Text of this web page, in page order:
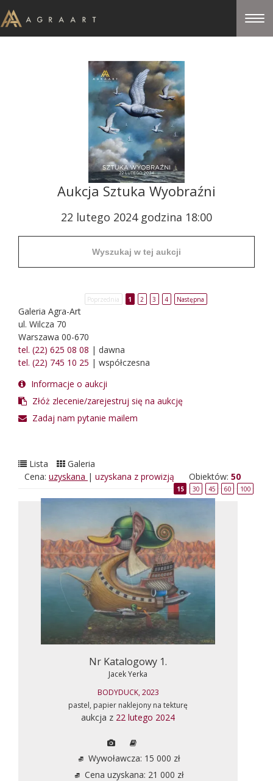
Aukcja Sztuka Wyobraźni
22 lutego 2024 godzina 18:00
Poprzednia 1 2 3 4 Następna
Galeria Agra-Art
ul. Wilcza 70
Warszawa 00-670
tel. (22) 625 08 08 | dawna
tel. (22) 745 10 25 | współczesna
Informacje o aukcji
Złóż zlecenie/zarejestruj się na aukcję
Zadaj nam pytanie mailem
Lista
Galeria
Cena: uzyskana | uzyskana z prowizją Obiektów: 50
15 30 45 60 100
Nr Katalogowy 1.
Jacek Yerka
BODYDUCK, 2023
pastel, papier naklejony na tekturę
aukcja z 22 lutego 2024
Wywoławcza: 15 000 zł
Cena uzyskana: 21 000 zł